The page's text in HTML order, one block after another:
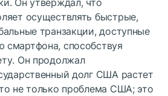
Он утверждал, что
осуществлять быстрые,
транзакции, доступные
способствуя
Он продолжал
долг США растет
не только проблема США; это